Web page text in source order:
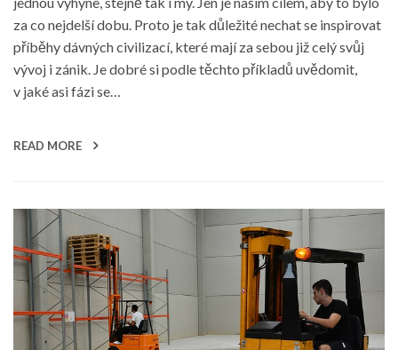
za co nejdelší dobu. Proto je tak důležité nechat se inspirovat
příběhy dávných civilizací, které mají za sebou již celý svůj
vývoj i zánik. Je dobré si podle těchto příkladů uvědomit,
v jaké asi fázi se…
READ MORE